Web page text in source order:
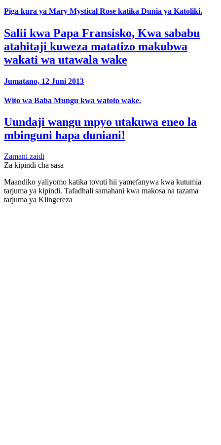
Piga kura ya Mary Mystical Rose katika Dunia ya Katoliki.
Salii kwa Papa Fransisko, Kwa sababu
atahitaji kuweza matatizo makubwa
wakati wa utawala wake
Jumatano, 12 Juni 2013
Wito wa Baba Mungu kwa watoto wake.
Uundaji wangu mpyo utakuwa eneo la
mbinguni hapa duniani!
Zamani zaidi
Za kipindi cha sasa
Maandiko yaliyomo katika tovuti hii yamefanywa kwa kutumia
tarjuma ya kipindi. Tafadhali samahani kwa makosa na tazama
tarjuma ya Kiingereza